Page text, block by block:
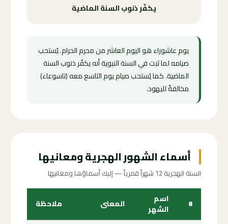
يكفّر ذنوب السنة الماضية
يوم عاشوراء هو اليوم العاشر من محرم الحرام. يُستحب
صيامه لما ثبت في السنة النبوية أنه يكفّر ذنوب السنة
الماضية. كما يُستحب صيام يوم التاسع معه (تاسوعاء)
مخالفةً لليهود.
أسماء الشهور الهجرية ومعانيها
السنة الهجرية 12 شهراً قمرياً — إليك أسماؤها ومعانيها
#
اسم
الشهر
المعنى ملاحظة